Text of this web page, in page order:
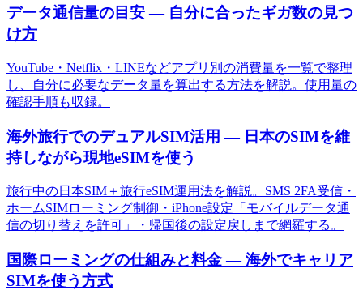
データ通信量の目安 — 自分に合ったギガ数の見つ
け方
YouTube・Netflix・LINEなどアプリ別の消費量を一覧で整理
し、自分に必要なデータ量を算出する方法を解説。使用量の
確認手順も収録。
海外旅行でのデュアルSIM活用 — 日本のSIMを維
持しながら現地eSIMを使う
旅行中の日本SIM＋旅行eSIM運用法を解説。SMS 2FA受信・
ホームSIMローミング制御・iPhone設定「モバイルデータ通
信の切り替えを許可」・帰国後の設定戻しまで網羅する。
国際ローミングの仕組みと料金 — 海外でキャリア
SIMを使う方式